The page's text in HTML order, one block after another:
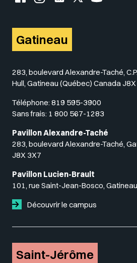
Gatineau
283, boulevard Alexandre-Taché,
Hull, Gatineau (Québec) Canada
Téléphone: 819 595-3900
Sans frais: 1 800 567-1283
Pavillon Alexandre-Taché
283, boulevard Alexandre-Taché,
J8X 3X7
Pavillon Lucien-Brault
101, rue Saint-Jean-Bosco,
Découvrir le campus
Saint-Jérôme